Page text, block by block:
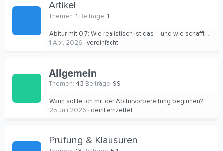
Artikel
Themen 1 Beiträge 1
Abitur mit 0,7: Wie realistisch ist das – und wie schafft man es?
1 Apr. 2026
vereinfacht
Allgemein
Themen 43 Beiträge 99
Wann sollte ich mit der Abiturvorbereitung beginnen?
25 Juli 2026
deinLernzettel
Prüfung & Klausuren